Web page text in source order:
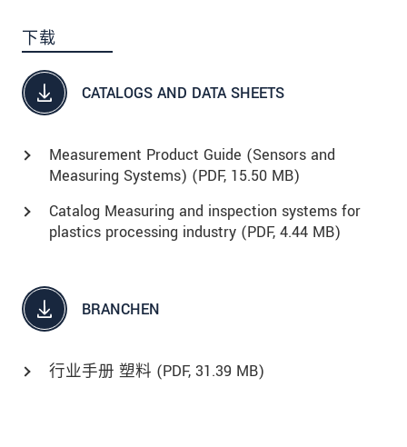
下载
CATALOGS AND DATA SHEETS
Measurement Product Guide (Sensors and
Measuring Systems) (PDF, 15.50 MB)
Catalog Measuring and inspection systems for
plastics processing industry (PDF, 4.44 MB)
BRANCHEN
行业手册 塑料 (PDF, 31.39 MB)